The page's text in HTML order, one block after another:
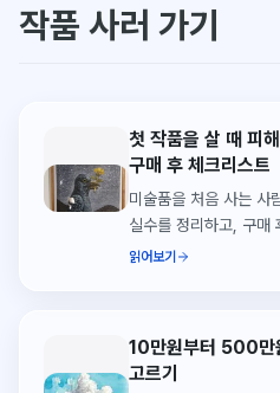
작품 사러 가기
첫 작품을 살 때 피
구매 후 체크리스트
미술품을 처음 사는 사
실수를 정리하고, 구매
체크리스트를 함께 담았
읽어보기
10만원부터 500만
고르기